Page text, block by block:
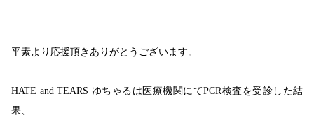
平素より応援頂きありがとうございます。
HATE and TEARS ゆちゃるは医療機関にてPCR検査を受診した結
果、